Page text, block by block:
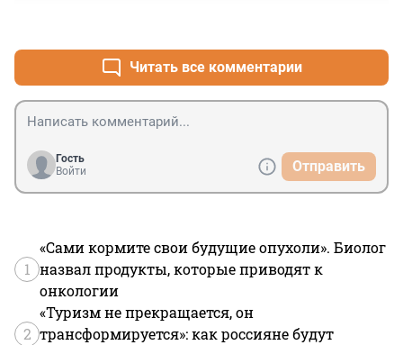
Читать все комментарии
Гость
Войти
Отправить
1
«Сами кормите свои будущие опухоли». Биолог
назвал продукты, которые приводят к
онкологии
2
«Туризм не прекращается, он
трансформируется»: как россияне будут